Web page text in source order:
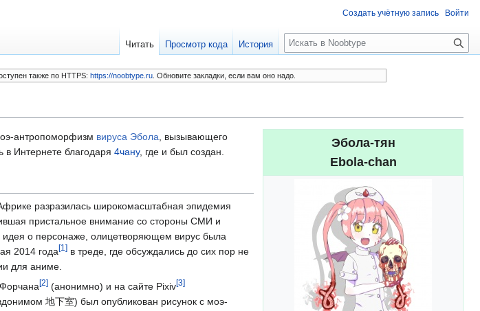
также по HTTPS:https://noobtype.ru . Обновите закладки, если вам оно надо.
Эбола-тян
Ebola-chan
антропоморфизм вируса Эбола , вызывающего
Интернете благодаря 4чану, где и был создан.
разразилась широкомасштабная эпидемия
пристальное внимание со стороны СМИ и
идея о персонаже, олицетворяющем вирус была
2014 года[1 ]в треде, где обсуждались до сих пор не
для аниме.
[2](анонимно) и на сайте Pixiv[3]
地下室) был опубликован рисунок с моэ-
Создать учётную запись Войти
Читать Просмотр кода История
П
о
и
с